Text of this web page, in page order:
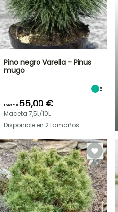
OFERTA
RELÁMPAGO
¡HASTA
UN
30
%
DE
Pino negro Varella - Pinus
mugo
5
Desde55,00 €
Maceta 7,5L/10L
Disponible en 2 tamaños